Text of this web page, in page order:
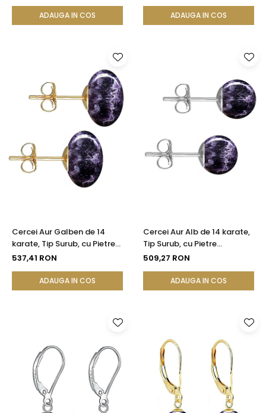
ADAUGA IN COS ADAUGA IN COS
Cercei Aur Galben de 14
karate, Tip Surub, cu Pietre
Semipretioase Naturale de
537,41 RON
ADAUGA IN COS
Cercei Aur Alb de 14 karate,
Tip Surub, cu Pietre
Semipretioase Naturale de
509,27 RON
ADAUGA IN COS